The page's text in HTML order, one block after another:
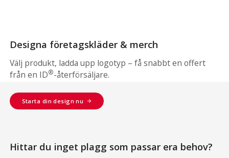
Designa företagskläder & merch
Välj produkt, ladda upp logotyp – få snabbt en offert
från en ID®-återförsäljare.
Starta din design nu
Hittar du inget plagg som passar era behov?